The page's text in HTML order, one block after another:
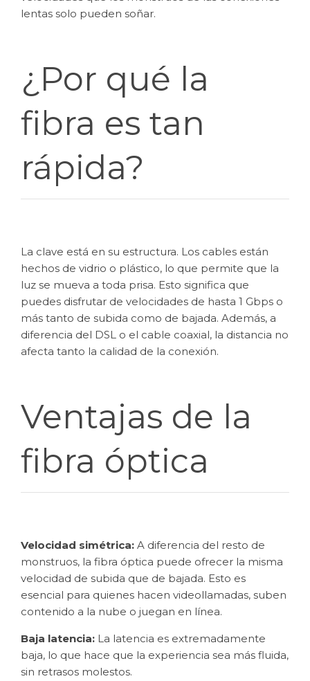
lentas solo pueden soñar.
¿Por qué la
fibra es tan
rápida?
La clave está en su estructura. Los cables están
hechos de vidrio o plástico, lo que permite que la
luz se mueva a toda prisa. Esto significa que
puedes disfrutar de velocidades de hasta 1 Gbps o
más tanto de subida como de bajada. Además, a
diferencia del DSL o el cable coaxial, la distancia no
afecta tanto la calidad de la conexión.
Ventajas de la
fibra óptica
Velocidad simétrica: A diferencia del resto de
monstruos, la fibra óptica puede ofrecer la misma
velocidad de subida que de bajada. Esto es
esencial para quienes hacen videollamadas, suben
contenido a la nube o juegan en línea.
Baja latencia: La latencia es extremadamente
baja, lo que hace que la experiencia sea más fluida,
sin retrasos molestos.